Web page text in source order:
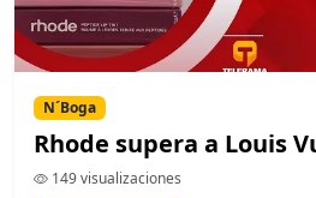
N´Boga
Rhode supera a Louis
149 visualizaciones